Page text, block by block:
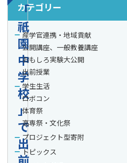
「
祇
園
中
学
校
」
で
出
カテゴリー
産学官連携・地域貢献
公開講座、一般教養講座
おもしろ実験大公開
出前授業
学生生活
ロボコン
体育祭
高専祭・文化祭
プロジェクト型寄附
トピックス